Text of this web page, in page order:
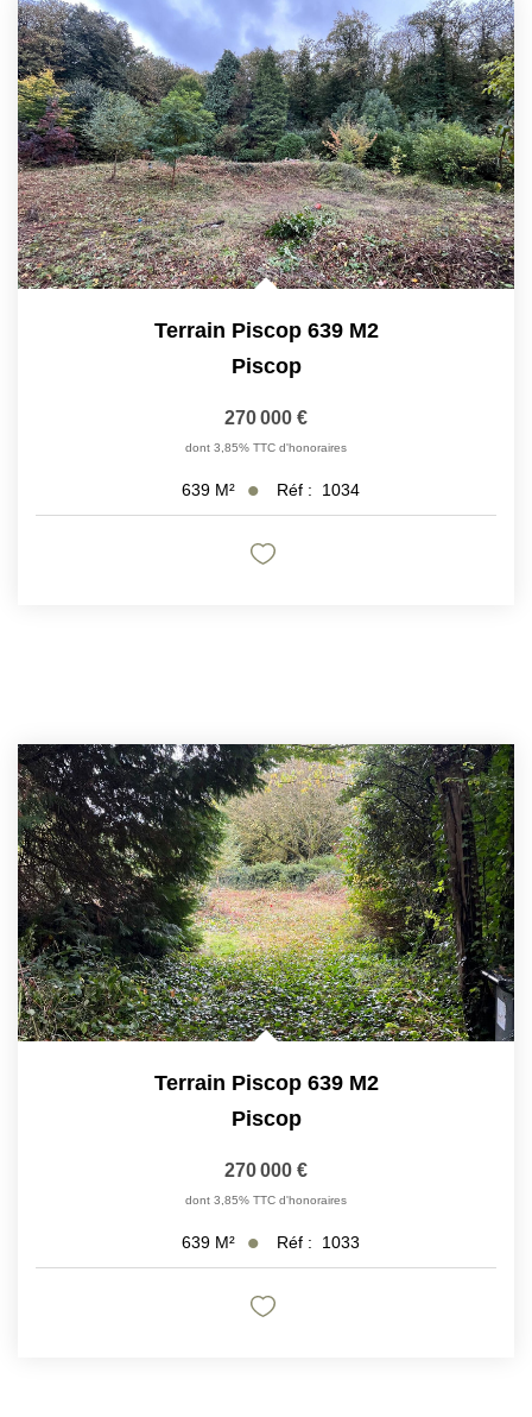
Terrain Piscop 639 M2
Piscop
270 000 €
dont 3,85% TTC d'honoraires
639 M² Réf : 1034
Terrain Piscop 639 M2
Piscop
270 000 €
dont 3,85% TTC d'honoraires
639 M² Réf : 1033